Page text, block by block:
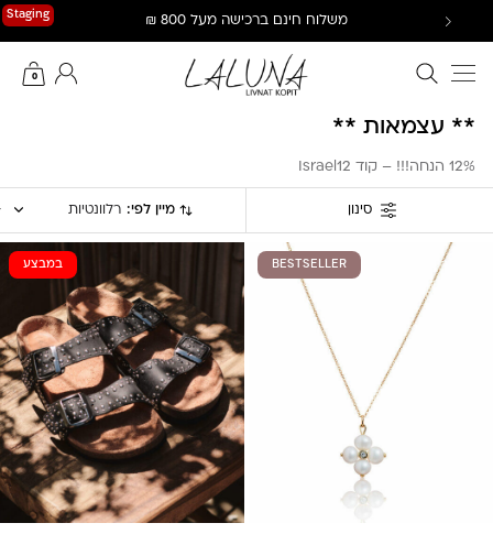
Staging משלוח חינם ברכישה מעל 800 ₪
חיפוש באתר
0
החשבון שלי
** עצמאות **
12% הנחה!!! – קוד Israel12
סינון מיין לפי: רלוונטיות
BESTSELLER במבצע